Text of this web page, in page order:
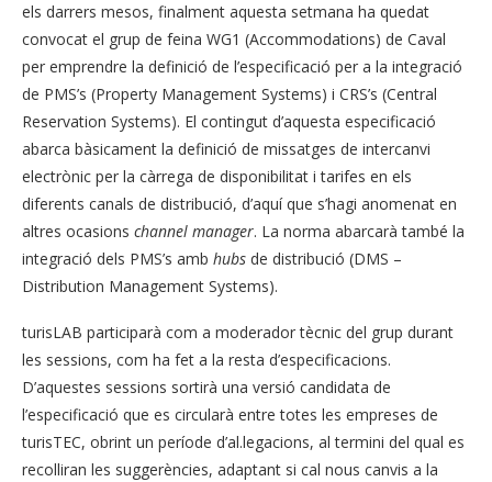
els darrers mesos, finalment aquesta setmana ha quedat
convocat el grup de feina WG1 (Accommodations) de Caval
per emprendre la definició de l’especificació per a la integració
de PMS’s (Property Management Systems) i CRS’s (Central
Reservation Systems). El contingut d’aquesta especificació
abarca bàsicament la definició de missatges de intercanvi
electrònic per la càrrega de disponibilitat i tarifes en els
diferents canals de distribució, d’aquí que s’hagi anomenat en
altres ocasions channel manager. La norma abarcarà també la
integració dels PMS’s amb hubs de distribució (DMS –
Distribution Management Systems).
turisLAB participarà com a moderador tècnic del grup durant
les sessions, com ha fet a la resta d’especificacions.
D’aquestes sessions sortirà una versió candidata de
l’especificació que es circularà entre totes les empreses de
turisTEC, obrint un període d’al.legacions, al termini del qual es
recolliran les suggerències, adaptant si cal nous canvis a la